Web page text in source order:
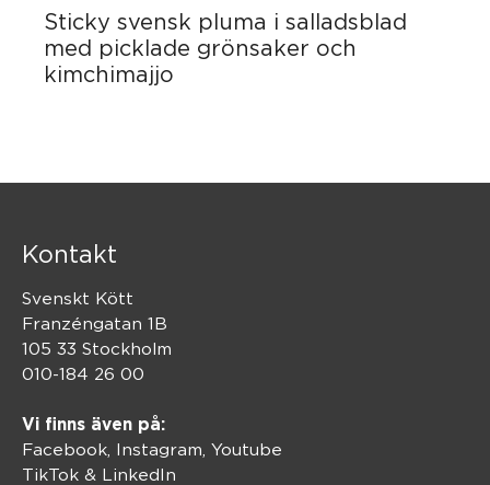
Sticky svensk pluma i salladsblad
med picklade grönsaker och
kimchimajjo
Kontakt
Svenskt Kött
Franzéngatan 1B
105 33 Stockholm
010-184 26 00
Vi finns även på:
Facebook, Instagram Youtube
TikTok & LinkedIn